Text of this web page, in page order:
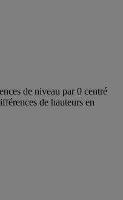
de niveau par 0 centré
de hauteurs en